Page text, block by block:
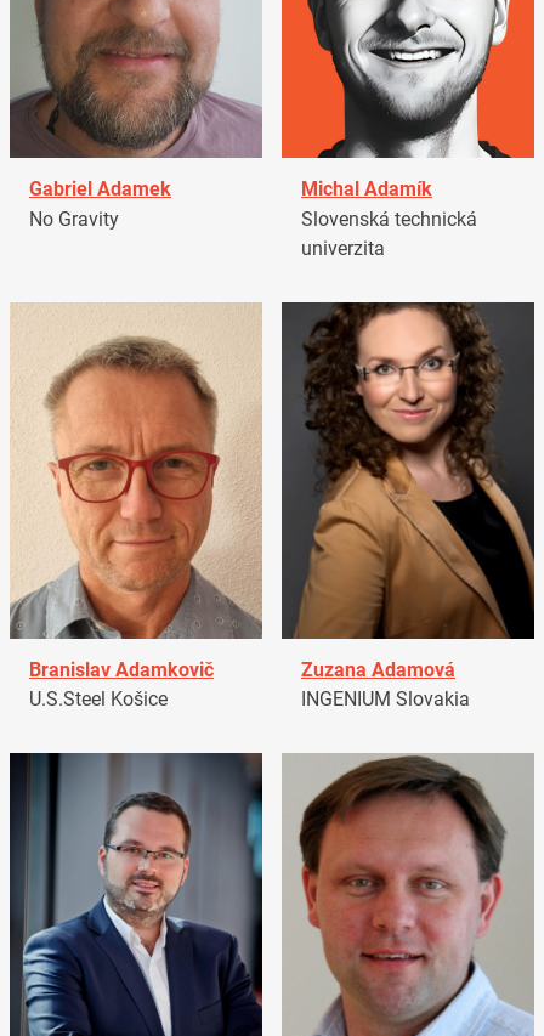
Gabriel Adamek
No Gravity
Michal Adamík
Slovenská technická
univerzita
Branislav Adamkovič
U.S.Steel Košice
Zuzana Adamová
INGENIUM Slovakia